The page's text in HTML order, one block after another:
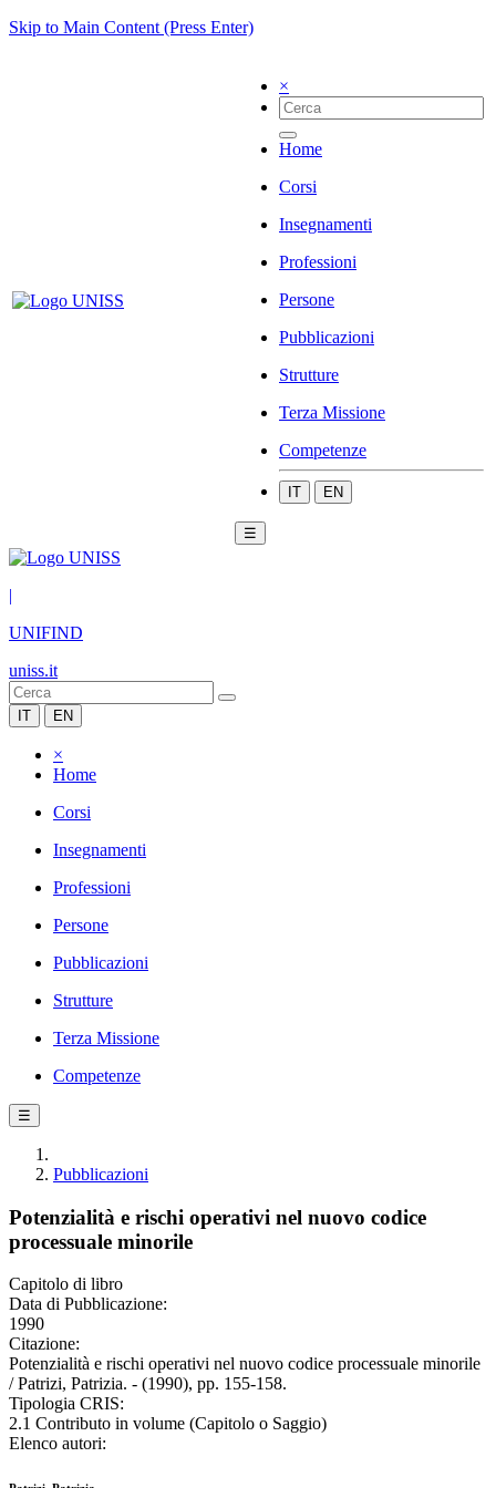
Skip to Main Content (Press Enter)
×
Home
Corsi
Insegnamenti
Professioni
Persone
Pubblicazioni
Strutture
Terza Missione
Competenze
IT EN
☰
|
UNIFIND
uniss.it
IT EN
×
Home
Corsi
Insegnamenti
Professioni
Persone
Pubblicazioni
Strutture
Terza Missione
Competenze
☰
Pubblicazioni
Potenzialità e rischi operativi nel nuovo codice
processuale minorile
Capitolo di libro
Data di Pubblicazione:
1990
Citazione:
Potenzialità e rischi operativi nel nuovo codice processuale minorile
/ Patrizi, Patrizia. - (1990), pp. 155-158.
Tipologia CRIS:
2.1 Contributo in volume (Capitolo o Saggio)
Elenco autori: